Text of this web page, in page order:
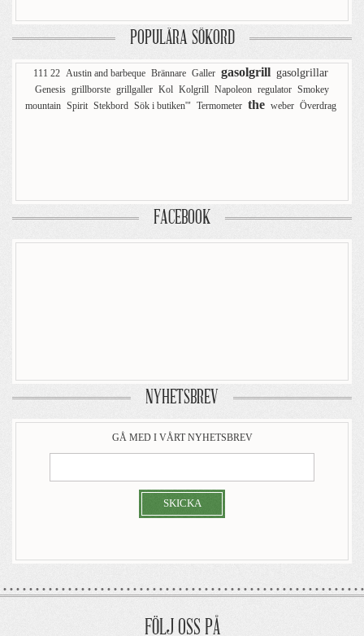
POPULÄRA SÖKORD
111 22 Austin and barbeque Brännare Galler gasolgrill gasolgrillar
Genesis grillborste grillgaller Kol Kolgrill Napoleon regulator Smokey
mountain Spirit Stekbord Sök i butiken'" Termometer the weber Överdrag
FACEBOOK
NYHETSBREV
GÅ MED I VÅRT NYHETSBREV
SKICKA
FÖLJ OSS PÅ